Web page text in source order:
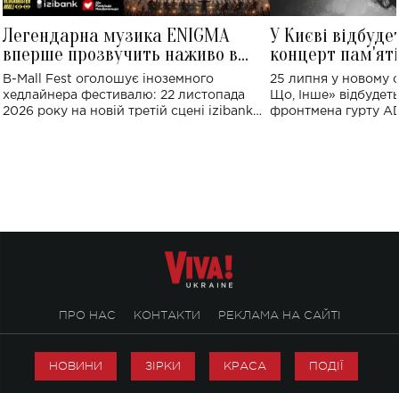
Легендарна музика ENIGMA
вперше прозвучить наживо в
Україні: де відбудеться концерт
B-Mall Fest оголошує іноземного
хедлайнера фестивалю: 22 листопада
2026 року на новій третій сцені izibank
У Києві
концерт
Клименка:
виконають
25 липня у новому
Що, Інше»
фронтмена гурту
ПРО НАС КОНТАКТИ РЕКЛАМА НА САЙТІ
НОВИНИ ЗІРКИ КРАСА ПОДІЇ